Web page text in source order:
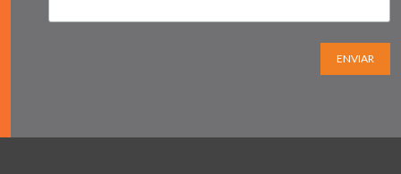
ENVIAR